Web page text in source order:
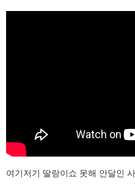
여기저기 딸랑이쇼 못해 안달인